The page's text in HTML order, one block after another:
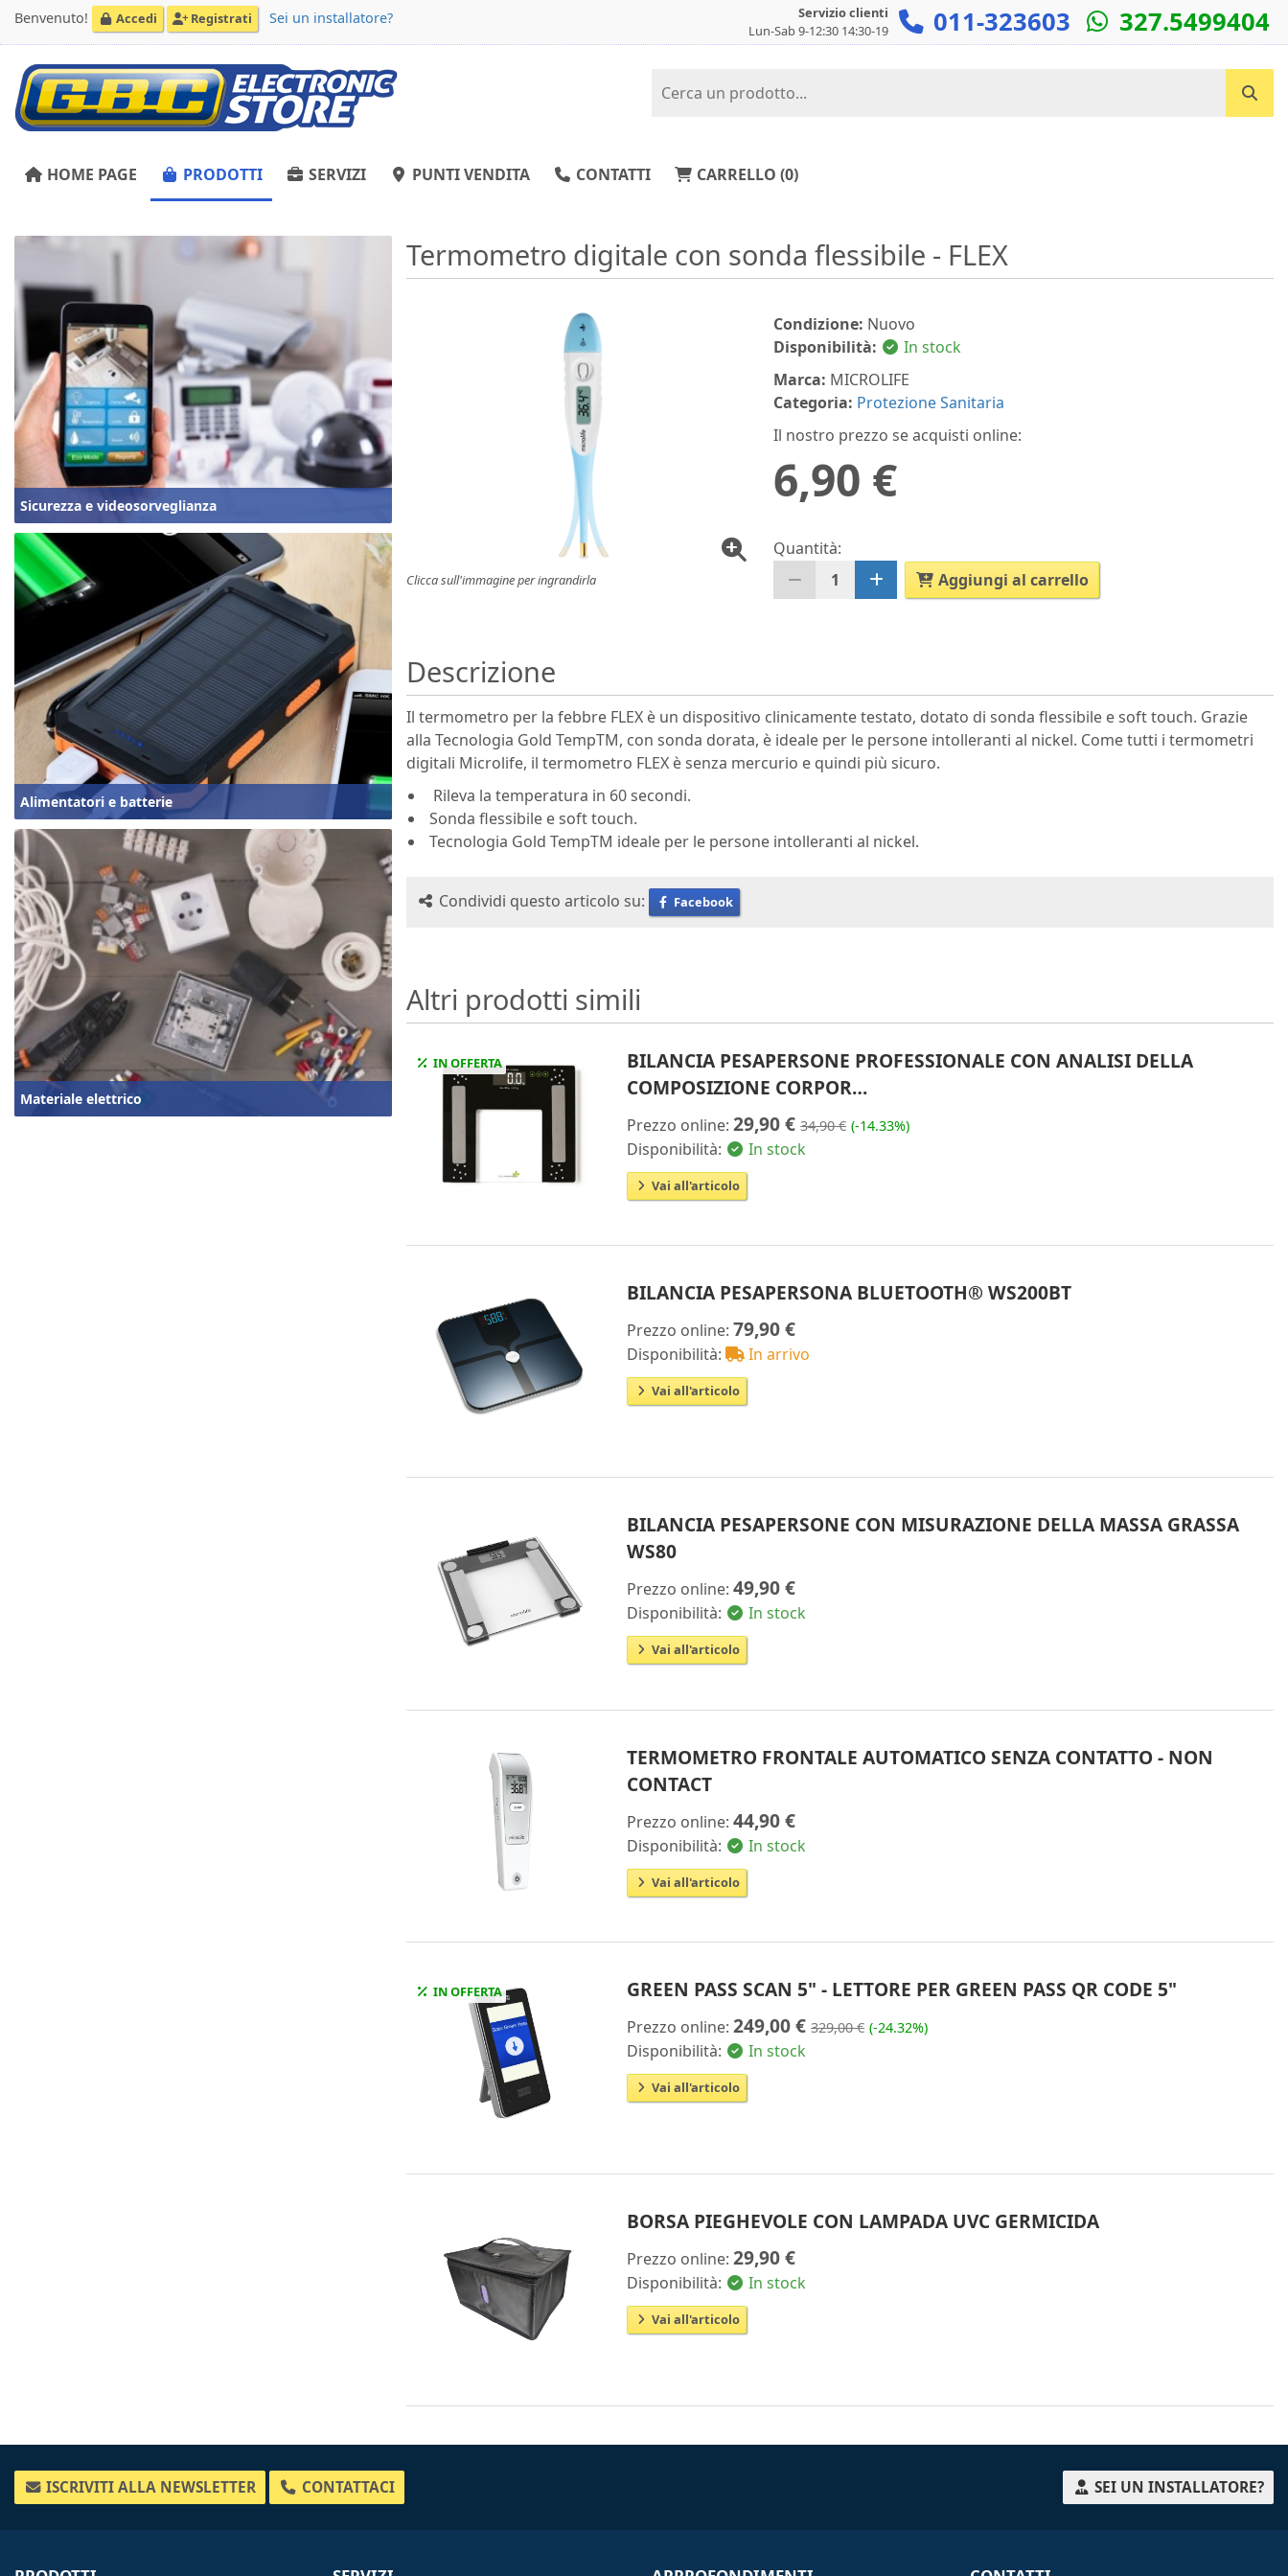
Benvenuto! Accedi Registrati Sei un installatore?
Servizio clienti
Lun-Sab 9-12:30 14:30-19
011-323603 327.5499404
Cerca un prodotto...
HOME PAGE PRODOTTI SERVIZI PUNTI VENDITA CONTATTI CARRELLO (0)
Sicurezza e videosorveglianza
Alimentatori e batterie
Materiale elettrico
Termometro digitale con sonda flessibile - FLEX
Clicca sull'immagine per ingrandirla
Condizione: Nuovo
Disponibilità:
In stock
Marca: MICROLIFE
Categoria: Protezione Sanitaria
Il nostro prezzo se acquisti online:
6,90 €
Quantità:
1
Aggiungi al carrello
Descrizione
Il termometro per la febbre FLEX è un dispositivo clinicamente testato, dotato di sonda flessibile e soft touch. Grazie
alla Tecnologia Gold TempTM, con sonda dorata, è ideale per le persone intolleranti al nickel. Come tutti i termometri
digitali Microlife, il termometro FLEX è senza mercurio e quindi più sicuro.
Rileva la temperatura in 60 secondi.
Sonda flessibile e soft touch.
Tecnologia Gold TempTM ideale per le persone intolleranti al nickel.
Condividi questo articolo su: Facebook
Altri prodotti simili
IN OFFERTA
BILANCIA PESAPERSONE PROFESSIONALE CON ANALISI DELLA
COMPOSIZIONE CORPOR…
Prezzo online:29,90 € 34,90 € (-14.33%)
Disponibilità: In stock
Vai all'articolo
BILANCIA PESAPERSONA BLUETOOTH® WS200BT
Prezzo online:79,90 €
Disponibilità: In arrivo
Vai all'articolo
BILANCIA PESAPERSONE CON MISURAZIONE DELLA MASSA GRASSA
WS80
Prezzo online:49,90 €
Disponibilità: In stock
Vai all'articolo
TERMOMETRO FRONTALE AUTOMATICO SENZA CONTATTO - NON
CONTACT
Prezzo online:44,90 €
Disponibilità: In stock
Vai all'articolo
IN OFFERTA GREEN PASS SCAN 5" - LETTORE PER GREEN PASS QR CODE 5"
Prezzo online:249,00 € 329,00 € (-24.32%)
Disponibilità: In stock
Vai all'articolo
BORSA PIEGHEVOLE CON LAMPADA UVC GERMICIDA
Prezzo online:29,90 €
Disponibilità: In stock
Vai all'articolo
ISCRIVITI ALLA NEWSLETTER CONTATTACI SEI UN INSTALLATORE?